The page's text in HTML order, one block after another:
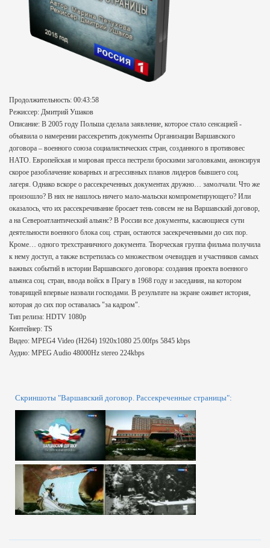
Продолжительность: 00:43:58
Режиссер: Дмитрий Ушаков
Описание: В 2005 году Польша сделала заявление, которое стало сенсацией -
объявила о намерении рассекретить документы Организации Варшавского
договора – военного союза социалистических стран, созданного в противовес
НАТО. Европейская и мировая пресса пестрели броскими заголовками, анонсируя
скорое разоблачение коварных и агрессивных планов лидеров бывшего соц.
лагеря. Однако вскоре о рассекреченных документах дружно… замолчали. Что же
произошло? В них не нашлось ничего мало-мальски компрометирующего? Или
оказалось, что их рассекречивание бросает тень совсем не на Варшавский договор,
а на Североатлантический альянс? В России все документы, касающиеся сути
деятельности военного блока соц. стран, остаются засекреченными до сих пор.
Кроме… одного трехстраничного документа. Творческая группа фильма получила
к нему доступ, а также встретилась со множеством очевидцев и участников самых
важных событий в истории Варшавского договора: создания проекта военного
альянса соц. стран, ввода войск в Прагу в 1968 году и заседания, на котором
товарищей впервые назвали господами. В результате на экране оживет история,
которая до сих пор оставалась "за кадром".
Тип релиза: HDTV 1080р
Контейнер: TS
Видео: MPEG4 Video (H264) 1920x1080 25.00fps 5845 kbps
Аудио: MPEG Audio 48000Hz stereo 224kbps
Скриншоты "Варшавский договор. Рассекреченные страницы":